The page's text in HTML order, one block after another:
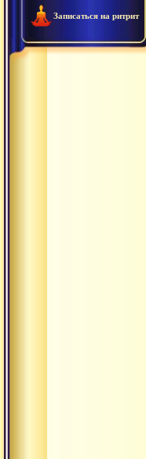
Записаться на ритрит